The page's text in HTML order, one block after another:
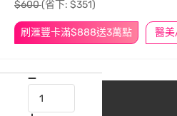
刷滙豐卡滿$888送3萬點
$600(省下: $351)